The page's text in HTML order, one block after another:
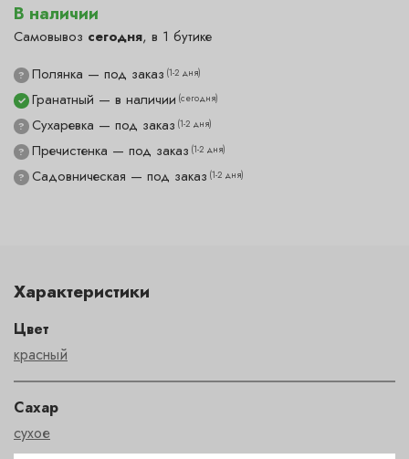
В наличии
Самовывоз сегодня, в 1 бутике
✓ Гранатный — в наличии (сегодня)
? Полянка — под заказ (1-2 дня)
? Пречистенка — под заказ (1-2 дня)
? Садовническая — под заказ (1-2 дня)
? Сухаревка — под заказ (1-2 дня)
Характеристики
Цвет
красный
Сахар
сухое